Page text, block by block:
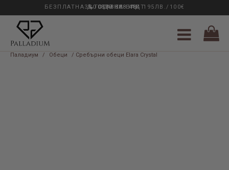
33 ГОДИНИ ОПИТ
БЕЗПЛАТНА ДОСТАВКА НАД 195ЛВ./100€
0889 888 484
Паладиум / Обеци / Сребърни обеци Elara Crystal